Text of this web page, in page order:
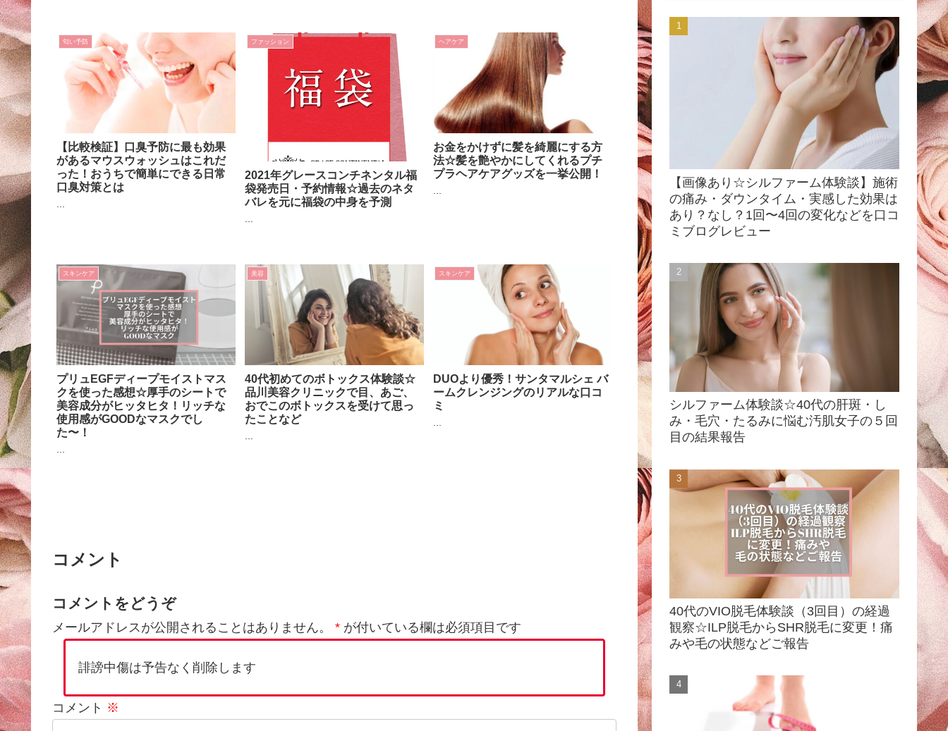
匂い予防
【比較検証】口臭予防に最も効果
があるマウスウォッシュはこれだ
った！おうちで簡単にできる日常
口臭対策とは
...
ファッション
2021年グレースコンチネンタル福
袋発売日・予約情報☆過去のネタ
バレを元に福袋の中身を予測
...
ヘアケア
お金をかけずに髪を綺麗にする方
法☆髪を艶やかにしてくれるプチ
プラヘアケアグッズを一挙公開！
...
スキンケア
プリュEGFディープモイストマス
クを使った感想☆厚手のシートで
美容成分がヒッタヒタ！リッチな
使用感がGOODなマスクでし
た〜！
美容
40代初めてのボトックス体験談☆
品川美容クリニックで目、あご、
おでこのボトックスを受けて思っ
たことなど
スキンケア
DUOより優秀！サンタマルシェ バ
ームクレンジングのリアルな口コ
ミ
コメント
コメントをどうぞ
メールアドレスが公開されることはありません。 * が付いている欄は必須項目です
誹謗中傷は予告なく削除します
コメント ※
【画像あり☆シルファーム体験談】施術
の痛み・ダウンタイム・実感した効果は
あり？なし？1回〜4回の変化などを口コ
ミブログレビュー
シルファーム体験談☆40代の肝斑・し
み・毛穴・たるみに悩む汚肌女子の５回
目の結果報告
40代のVIO脱毛体験談（3回目）の経過
観察☆ILP脱毛からSHR脱毛に変更！痛
みや毛の状態などご報告